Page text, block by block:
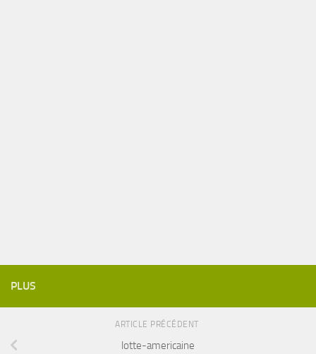
PLUS
ARTICLE PRÉCÉDENT
lotte-americaine